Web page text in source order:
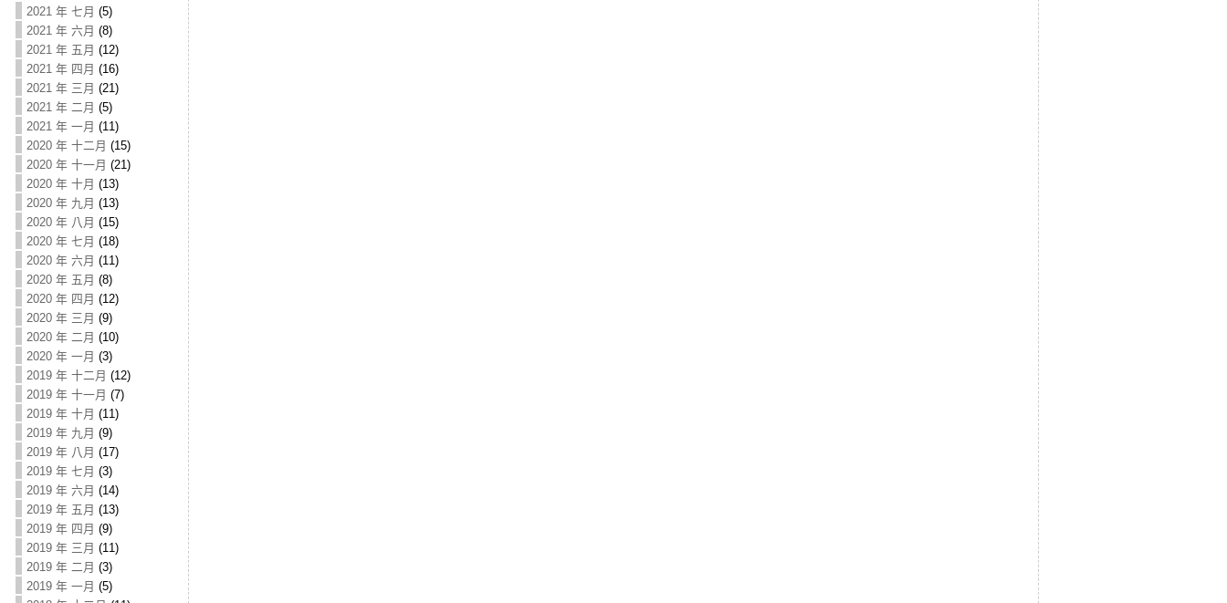
2021 年 七月 (5)
2021 年 六月 (8)
2021 年 五月 (12)
2021 年 四月 (16)
2021 年 三月 (21)
2021 年 二月 (5)
2021 年 一月 (11)
2020 年 十二月 (15)
2020 年 十一月 (21)
2020 年 十月 (13)
2020 年 九月 (13)
2020 年 八月 (15)
2020 年 七月 (18)
2020 年 六月 (11)
2020 年 五月 (8)
2020 年 四月 (12)
2020 年 三月 (9)
2020 年 二月 (10)
2020 年 一月 (3)
2019 年 十二月 (12)
2019 年 十一月 (7)
2019 年 十月 (11)
2019 年 九月 (9)
2019 年 八月 (17)
2019 年 七月 (3)
2019 年 六月 (14)
2019 年 五月 (13)
2019 年 四月 (9)
2019 年 三月 (11)
2019 年 二月 (3)
2019 年 一月 (5)